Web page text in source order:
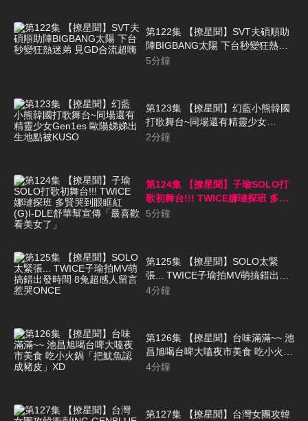
第122集 【撩星聞】SVT夫碩順助
陣BIGBANG太陽 下台秒變狂熱迷
弟 見GD合流超嗨
5分鐘
第123集 【撩星聞】幻藍小熊韓國
打歌舞台~同場還有精靈少女
Gen1es 歐陽娣娣出生地點被
2分鐘
第124集 【撩星聞】子瑜SOLO打
歌初舞台!!! TWICE娜璉探班 多賢
哭到眼眶紅 (G)I-DLE舒華幫宣傳
5分鐘
第125集 【撩星聞】SOLO太緊
張... TWICE子瑜拍MV萌搞錯出發
時間 8兔超感人留言惹哭ONCE
4分鐘
第126集 【撩星聞】台味滿滿~~ 池
昌旭喝台啤大嗑夜市美食 吃小火鍋
「把魷魚認成豬皮」XD
4分鐘
第127集 【撩星聞】台灣女團攻韓